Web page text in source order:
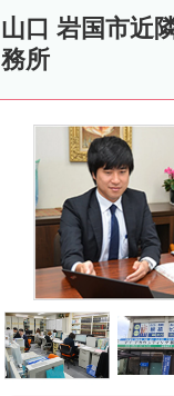
山口 岩国市近
務所